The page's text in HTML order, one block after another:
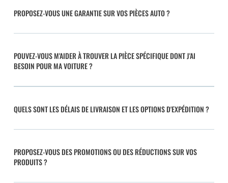
PROPOSEZ-VOUS UNE GARANTIE SUR VOS PIÈCES AUTO ?
POUVEZ-VOUS M'AIDER À TROUVER LA PIÈCE SPÉCIFIQUE DONT J'AI
BESOIN POUR MA VOITURE ?
QUELS SONT LES DÉLAIS DE LIVRAISON ET LES OPTIONS D'EXPÉDITION ?
PROPOSEZ-VOUS DES PROMOTIONS OU DES RÉDUCTIONS SUR VOS
PRODUITS ?